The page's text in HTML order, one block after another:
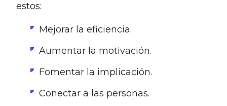
estos:
Mejorar la eficiencia.
Aumentar la motivación.
Fomentar la implicación.
Conectar a las personas.